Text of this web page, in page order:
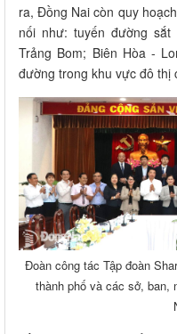
ra, Đồng Nai còn quy
nối như: tuyến đường
Trảng Bom; Biên Hòa -
đường trong khu vực đô thị
Đoàn công tác Tập đoàn
thành phố và các sở, ban,